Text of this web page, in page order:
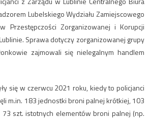
Lubelskiego Wydziału Zamiejscowego
Przestępczości Zorganizowanej i Korupcji
Sprawa dotyczy zorganizowanej grupy
zajmowali się nielegalnym handlem
się w czerwcu 2021 roku, kiedy to policjanci
m.in. 183 jednostki broni palnej krótkiej, 103
73 szt. istotnych elementów broni palnej (np.